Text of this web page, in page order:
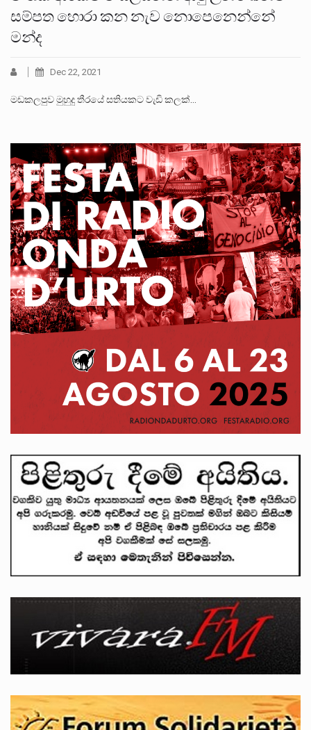
සම්පත හොරා කන නැව නොපෙනෙන්නේ
මන්ද
Dec 22, 2021
මඩකලපුව මුහුදු තීරයේ සතියකට වැඩි කලක්…